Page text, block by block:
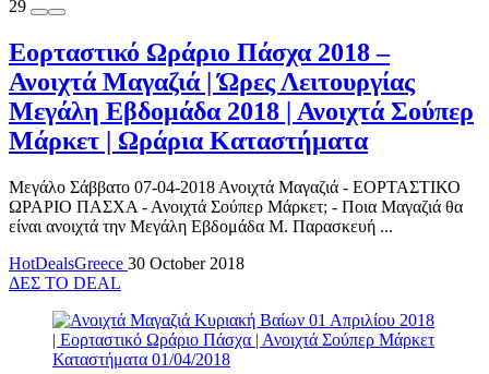
29
Εορταστικό Ωράριο Πάσχα 2018 –
Ανοιχτά Μαγαζιά | Ώρες Λειτουργίας
Μεγάλη Εβδομάδα 2018 | Ανοιχτά Σούπερ
Μάρκετ | Ωράρια Καταστήματα
Μεγάλο Σάββατο 07-04-2018 Ανοιχτά Μαγαζιά - ΕΟΡΤΑΣΤΙΚΟ
ΩΡΑΡΙΟ ΠΑΣΧΑ - Ανοιχτά Σούπερ Μάρκετ; - Ποια Μαγαζιά θα
είναι ανοιχτά την Μεγάλη Εβδομάδα Μ. Παρασκευή ...
HotDealsGreece 30 October 2018
ΔΕΣ ΤΟ DEAL